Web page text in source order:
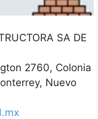
SA DE
2760, Colonia
Nuevo